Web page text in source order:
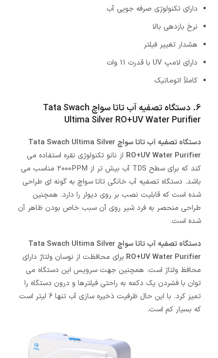
دارای تکنولوژی صرفه جویی آب
نرخ بازدهی بالا
هشدار تغییر فیلتر
دارای لامپ UV با قدرت 11 وات
کاملاً اتوماتیک
6. دستگاه تصفیه آب تاتا سواچ
Tata Swach
Ultima Silver RO+UV Water Purifier
دستگاه تصفیه آب تاتا سواچ Tata Swach Ultima Silver
RO+UV Water Purifier از نانو تکنولوژی نقره استفاده می
کند که برای سطح TDS آب بیش تر از 2000PPM مناسب می
باشد. دستگاه تصفیه آب خانگی تاتا سواچ به گونه ای طراحی
شده است که قابلیت نصب بر روی دیوار را دارد. همچنین
طراحی منحصر به فرد شیر روی آن سبب خاص بودن ظاهر آن
شده است.
دستگاه تصفیه آب تاتا سواچ Tata Swach Ultima Silver
RO+UV Water Purifier برای محافظت از نوسان ولتاژ دارای
محافظ ولتاژ است. همچنین جهت سرویس این دستگاه می
توان با فشردن یک دکمه به راحتی فیلترها و درون دستگاه را
تمیز کرد. با این حال ظرفیت ذخیره سازی آب تنها 6 لیتر است
که بسیار کم است.